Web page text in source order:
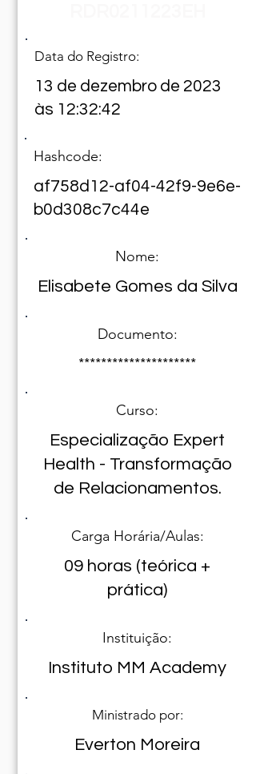
Data do Registro:
13 de dezembro de 2023
às 12:32:42
Hashcode:
af758d12-af04-42f9-9e6e-
b0d308c7c44e
Nome:
Elisabete Gomes da Silva
Documento:
*********************
Curso:
Especialização Expert
Health - Transformação
de Relacionamentos.
Carga Horária/Aulas:
09 horas (teórica +
prática)
Instituição:
Instituto MM Academy
Ministrado por:
Everton Moreira